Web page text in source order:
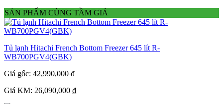
SẢN PHẨM CÙNG TẦM GIÁ
Tủ lạnh Hitachi French Bottom Freezer 645 lít R-
WB700PGV4(GBK)
Giá gốc: 42,990,000 ₫
Giá KM: 26,090,000 ₫